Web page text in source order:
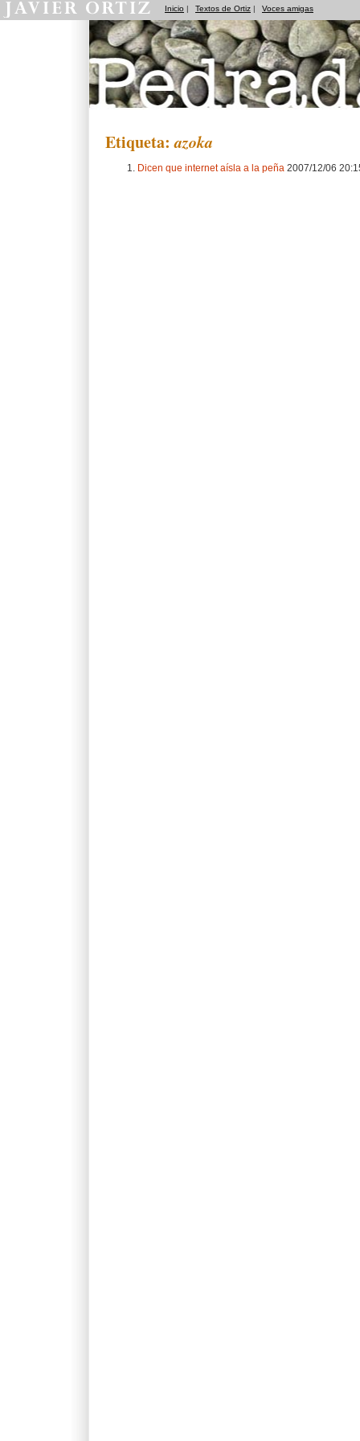
Inicio | Textos de Ortiz | Voces amigas
Etiqueta:azoka
Dicen que internet aísla a la peña 2007/12/06